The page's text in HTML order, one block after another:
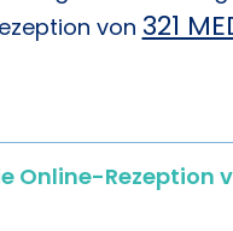
von 321
Online-Rezeption